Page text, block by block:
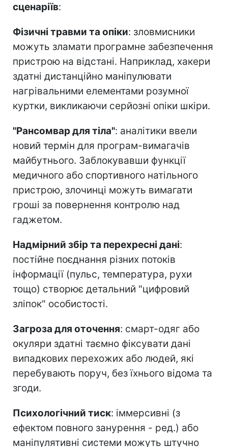
сценаріїв:
Фізичні травми та опіки: зловмисники
можуть зламати програмне забезпечення
пристрою на відстані. Наприклад, хакери
здатні дистанційно маніпулювати
нагрівальними елементами розумної
куртки, викликаючи серйозні опіки шкіри.
"Рансомвар для тіла": аналітики ввели
новий термін для програм-вимагачів
майбутнього. Заблокувавши функції
медичного або спортивного натільного
пристрою, злочинці можуть вимагати
гроші за повернення контролю над
гаджетом.
Надмірний збір та перехресні дані:
постійне поєднання різних потоків
інформації (пульс, температура, рухи
тощо) створює детальний "цифровий
зліпок" особистості.
Загроза для оточення: смарт-одяг або
окуляри здатні таємно фіксувати дані
випадкових перехожих або людей, які
перебувають поруч, без їхнього відома та
згоди.
Психологічний тиск: іммерсивні (з
ефектом повного занурення - ред.) або
маніпулятивні системи можуть штучно